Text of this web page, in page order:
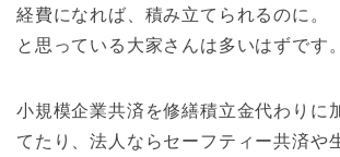
経費になれば、積み立てられるのに。
と思っている大家さんは多いはずです。
小規模企業共済を修繕積立金代わりに
てたり、法人ならセーフティー共済や